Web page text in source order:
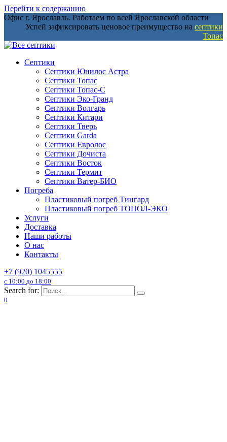
Перейти к содержанию
Офис г. Ярославль. Работаем по всей Ярославской области
Успей зафиксировать ценовое преимущество на септики
Топас
Септики
Септики Юнилос Астра
Септики Топас
Септики Топас-С
Септики Эко-Гранд
Септики Волгарь
Септики Китари
Септики Тверь
Септики Garda
Септики Евролос
Септики Дочиста
Септики Восток
Септики Термит
Септики Ватер-БИО
Погреба
Пластиковый погреб Тингард
Пластиковый погреб ТОПОЛ-ЭКО
Услуги
Доставка
Наши работы
О нас
Контакты
+7 (920) 1045555
с 10:00 до 18:00
Search for:
0